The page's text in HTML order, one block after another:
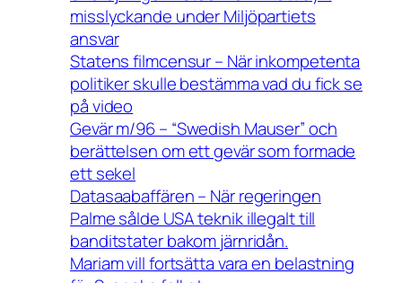
misslyckande under Miljöpartiets
ansvar
Statens filmcensur – När inkompetenta
politiker skulle bestämma vad du fick se
på video
Gevär m/96 – “Swedish Mauser” och
berättelsen om ett gevär som formade
ett sekel
Datasaabaffären – När regeringen
Palme sålde USA teknik illegalt till
banditstater bakom järnridån.
Mariam vill fortsätta vara en belastning